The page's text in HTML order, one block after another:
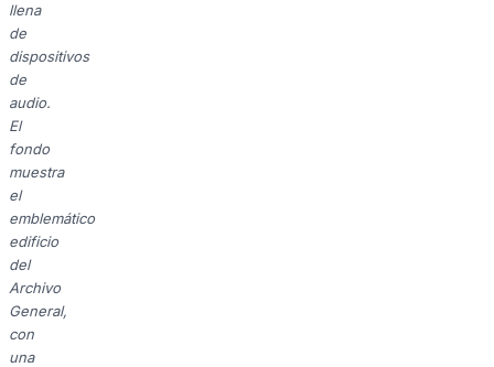
llena
de
dispositivos
de
audio.
El
fondo
muestra
el
emblemático
edificio
del
Archivo
General,
con
una